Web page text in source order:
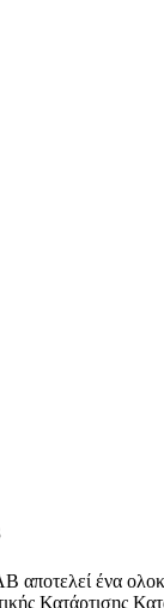
αποτελεί ένα
Κατάρτισης